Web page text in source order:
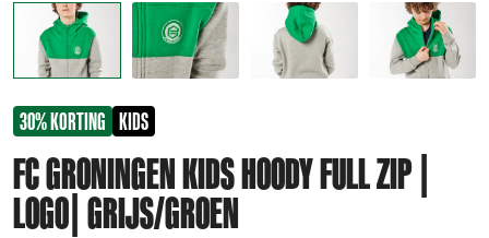
30% KORTING KIDS
FC GRONINGEN KIDS HOODY FULL ZIP |
LOGO| GRIJS/GROEN